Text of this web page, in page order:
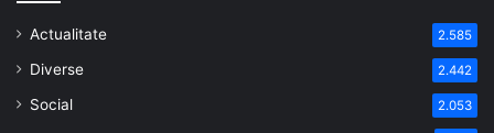
Actualitate 2.585
Diverse 2.442
Social 2.053